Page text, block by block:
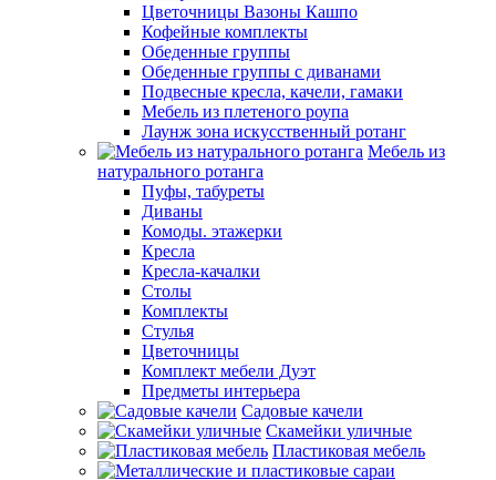
Цветочницы Вазоны Кашпо
Кофейные комплекты
Обеденные группы
Обеденные группы с диванами
Подвесные кресла, качели, гамаки
Мебель из плетеного роупа
Лаунж зона искусственный ротанг
Мебель из
натурального ротанга
Пуфы, табуреты
Диваны
Комоды. этажерки
Кресла
Кресла-качалки
Столы
Комплекты
Стулья
Цветочницы
Комплект мебели Дуэт
Предметы интерьера
Садовые качели
Скамейки уличные
Пластиковая мебель